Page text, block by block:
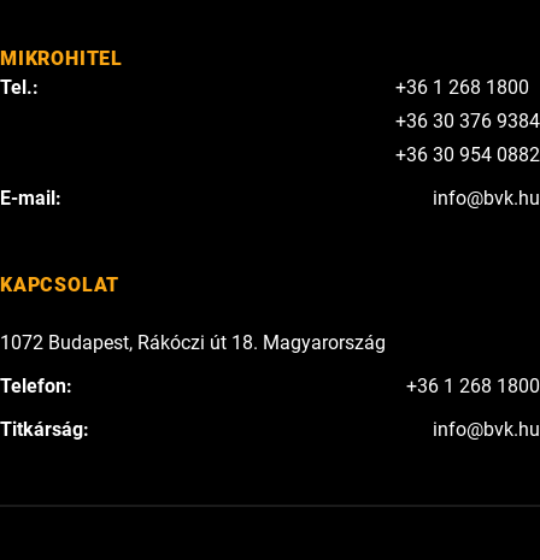
MIKROHITEL
Tel.:
+36 1 268 1800
+36 30 376 9384
+36 30 954 0882
E-mail:
info@bvk.hu
KAPCSOLAT
1072 Budapest, Rákóczi út 18. Magyarország
Telefon:
+36 1 268 1800
Titkárság:
info@bvk.hu